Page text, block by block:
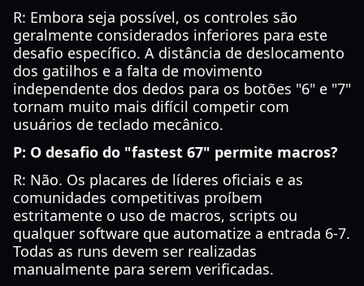
R: Embora seja possível, os controles são
geralmente considerados inferiores para este
desafio específico. A distância de deslocamento
dos gatilhos e a falta de movimento
independente dos dedos para os botões "6" e "7"
tornam muito mais difícil competir com
usuários de teclado mecânico.
P: O desafio do "fastest 67" permite macros?
R: Não. Os placares de líderes oficiais e as
comunidades competitivas proíbem
estritamente o uso de macros, scripts ou
qualquer software que automatize a entrada 6-7.
Todas as runs devem ser realizadas
manualmente para serem verificadas.